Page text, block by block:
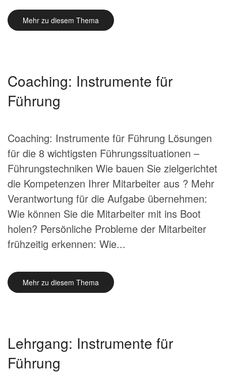
Mehr zu diesem Thema
Coaching: Instrumente für
Führung
Coaching: Instrumente für Führung Lösungen
für die 8 wichtigsten Führungssituationen –
Führungstechniken Wie bauen Sie zielgerichtet
die Kompetenzen Ihrer Mitarbeiter aus ? Mehr
Verantwortung für die Aufgabe übernehmen:
Wie können Sie die Mitarbeiter mit ins Boot
holen? Persönliche Probleme der Mitarbeiter
frühzeitig erkennen: Wie...
Mehr zu diesem Thema
Lehrgang: Instrumente für
Führung